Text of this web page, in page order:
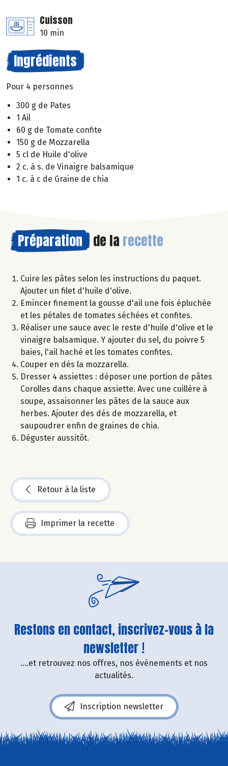
Cuisson
10 min
Ingrédients
Pour 4 personnes
300 g de Pates
1 Ail
60 g de Tomate confite
150 g de Mozzarella
5 cl de Huile d'olive
2 c. à s. de Vinaigre balsamique
1 c. à c de Graine de chia
Préparation de la recette
Cuire les pâtes selon les instructions du paquet.
Ajouter un filet d'huile d'olive.
Emincer finement la gousse d'ail une fois épluchée
et les pétales de tomates séchées et confites.
Réaliser une sauce avec le reste d'huile d'olive et le
vinaigre balsamique. Y ajouter du sel, du poivre 5
baies, l'ail haché et les tomates confites.
Couper en dés la mozzarella.
Dresser 4 assiettes : déposer une portion de pâtes
Corolles dans chaque assiette. Avec une cuillère à
soupe, assaisonner les pâtes de la sauce aux
herbes. Ajouter des dés de mozzarella, et
saupoudrer enfin de graines de chia.
Déguster aussitôt.
Retour à la liste
Imprimer la recette
Restons en contact, inscrivez-vous à la
newsletter !
....et retrouvez nos offres, nos événements et nos
actualités.
Inscription newsletter